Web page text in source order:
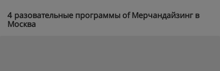
4 разовательные программы of Мерчандайзинг в
Москва